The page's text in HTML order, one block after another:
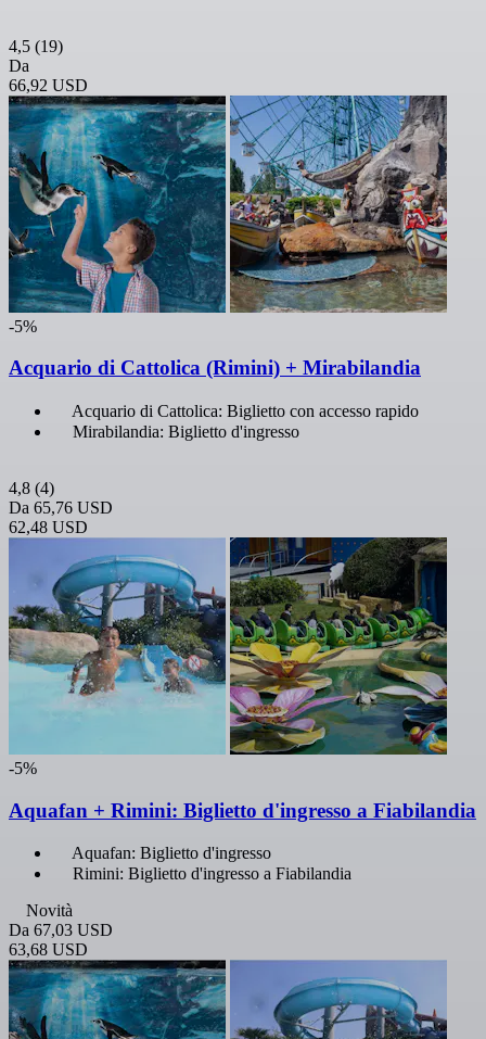
4,5 (19)
Da
66,92 USD
-5%
Acquario di Cattolica (Rimini) + Mirabilandia
Acquario di Cattolica: Biglietto con accesso rapido
Mirabilandia: Biglietto d'ingresso
4,8 (4)
Da 65,76 USD
62,48 USD
-5%
Aquafan + Rimini: Biglietto d'ingresso a Fiabilandia
Aquafan: Biglietto d'ingresso
Rimini: Biglietto d'ingresso a Fiabilandia
Novità
Da 67,03 USD
63,68 USD